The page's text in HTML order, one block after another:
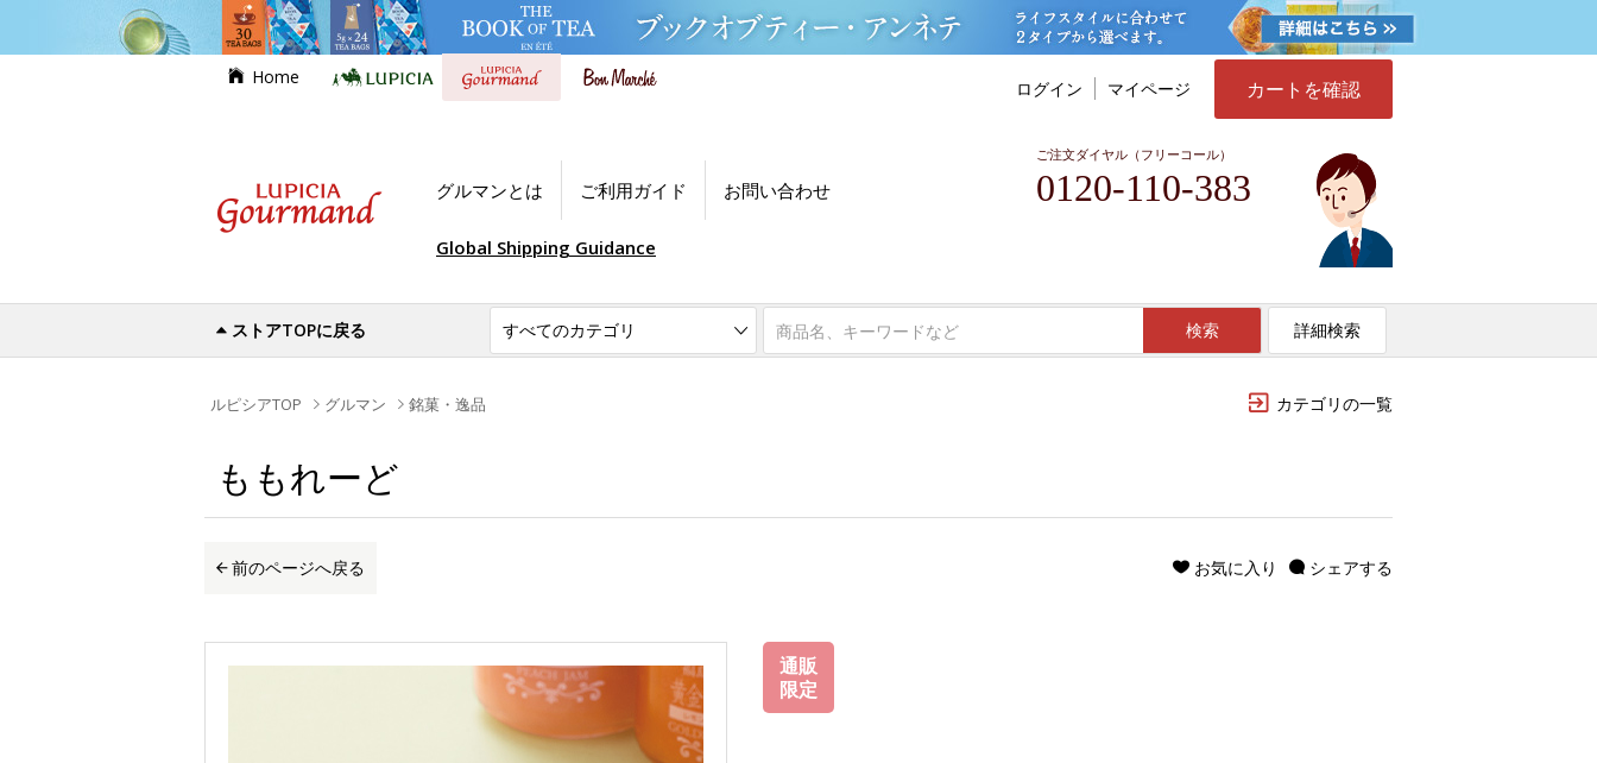
Home
ログイン マイページ カートを確認
グルマンとは ご利用ガイド お問い合わせ
ご注文ダイヤル（フリーコール）
0120-110-383
Global Shipping Guidance
ストアTOPに戻る 検索 詳細検索
カテゴリの一覧
ルピシアTOP グルマン 銘菓・逸品
ももれーど
前のページへ戻る シェアする
お気に入り
通販
限定